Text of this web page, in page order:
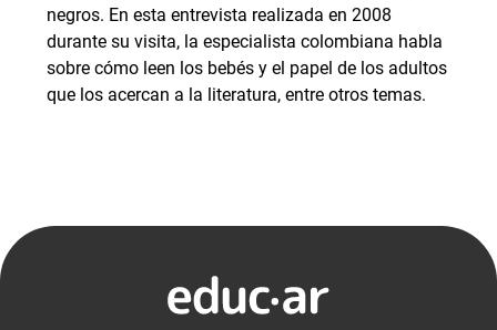
negros. En esta entrevista realizada en 2008
durante su visita, la especialista colombiana habla
sobre cómo leen los bebés y el papel de los adultos
que los acercan a la literatura, entre otros temas.